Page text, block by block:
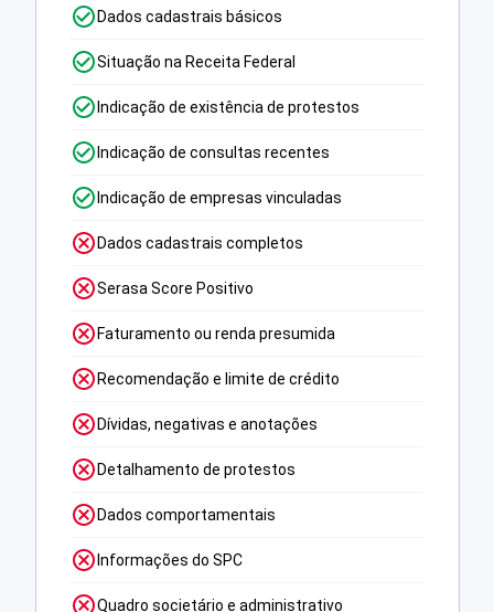
Dados cadastrais básicos
Situação na Receita Federal
Indicação de existência de protestos
Indicação de consultas recentes
Indicação de empresas vinculadas
Dados cadastrais completos
Serasa Score Positivo
Faturamento ou renda presumida
Recomendação e limite de crédito
Dívidas, negativas e anotações
Detalhamento de protestos
Dados comportamentais
Informações do SPC
Quadro societário e administrativo